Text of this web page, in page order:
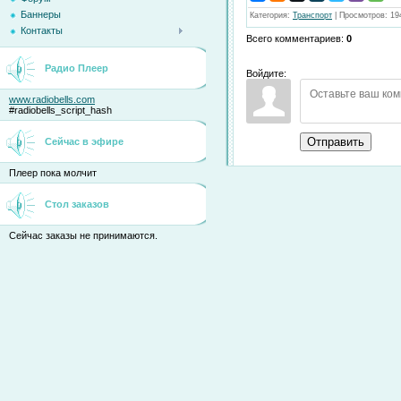
Баннеры
Контакты
Радио Плеер
www.radiobells.com
#radiobells_script_hash
Сейчас в эфире
Плеер пока молчит
Стол заказов
Сейчас заказы не принимаются.
Категория: Транспорт Просмотров:
Всего комментариев: 0
Войдите:
Отправить